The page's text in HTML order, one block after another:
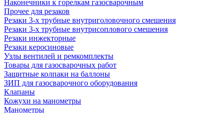
Наконечники к горелкам газосварочным
Прочее для резаков
Резаки 3-х трубные внутриголовочного смешения
Резаки 3-х трубные внутрисоплового смешения
Резаки инжекторные
Резаки керосиновые
Узлы вентилей и ремкомплекты
Товары для газосварочных работ
Защитные колпаки на баллоны
ЗИП для газосварочного оборудования
Клапаны
Кожухи на манометры
Манометры